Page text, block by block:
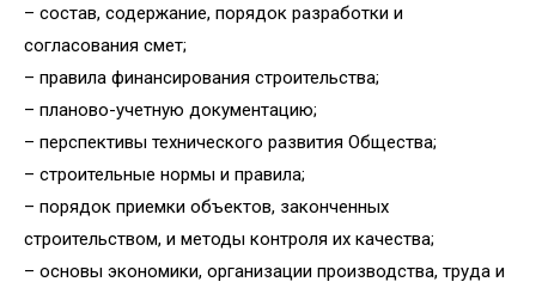
– состав, содержание, порядок разработки и
согласования смет;
– правила финансирования строительства;
– планово-учетную документацию;
– перспективы технического развития Общества;
– строительные нормы и правила;
– порядок приемки объектов, законченных
строительством, и методы контроля их качества;
– основы экономики, организации производства, труда и